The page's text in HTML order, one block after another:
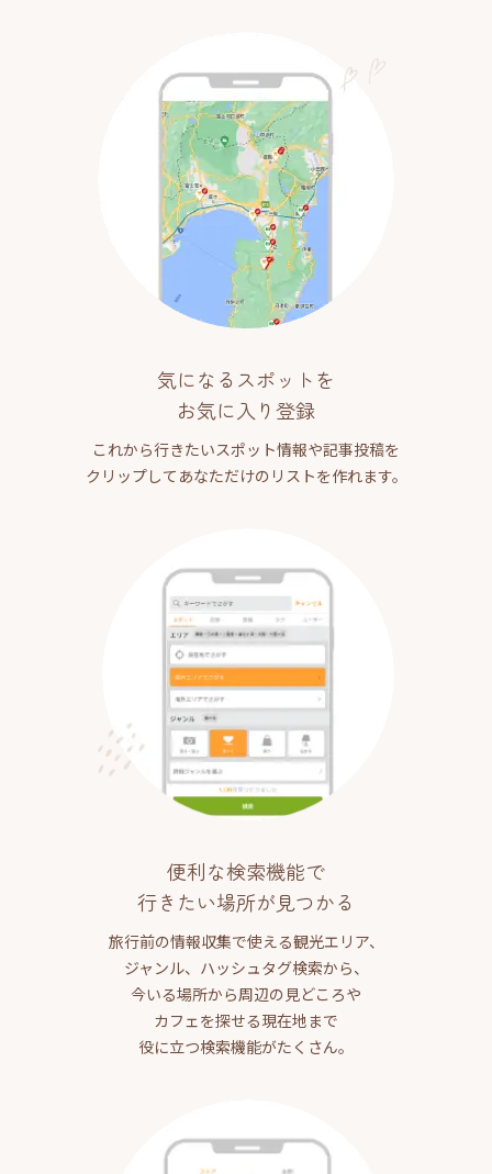
気になるスポットを
お気に入り登録
これから行きたいスポット情報や記事投稿を
クリップしてあなただけのリストを作れます。
便利な検索機能で
行きたい場所が見つかる
旅行前の情報収集で使える観光エリア、
ジャンル、ハッシュタグ検索から、
今いる場所から周辺の見どころや
カフェを探せる現在地まで
役に立つ検索機能がたくさん。